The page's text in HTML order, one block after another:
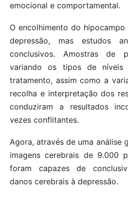
emocional e comportamental.
O encolhimento do
depressão, mas estudos
conclusivos. Amostras de
variando os tipos de
tratamento, assim como a
recolha e interpretação dos
conduziram a resultados
vezes conflitantes.
Agora, através de uma análise
imagens cerebrais de 9.000
foram capazes de
danos cerebrais à depressão.